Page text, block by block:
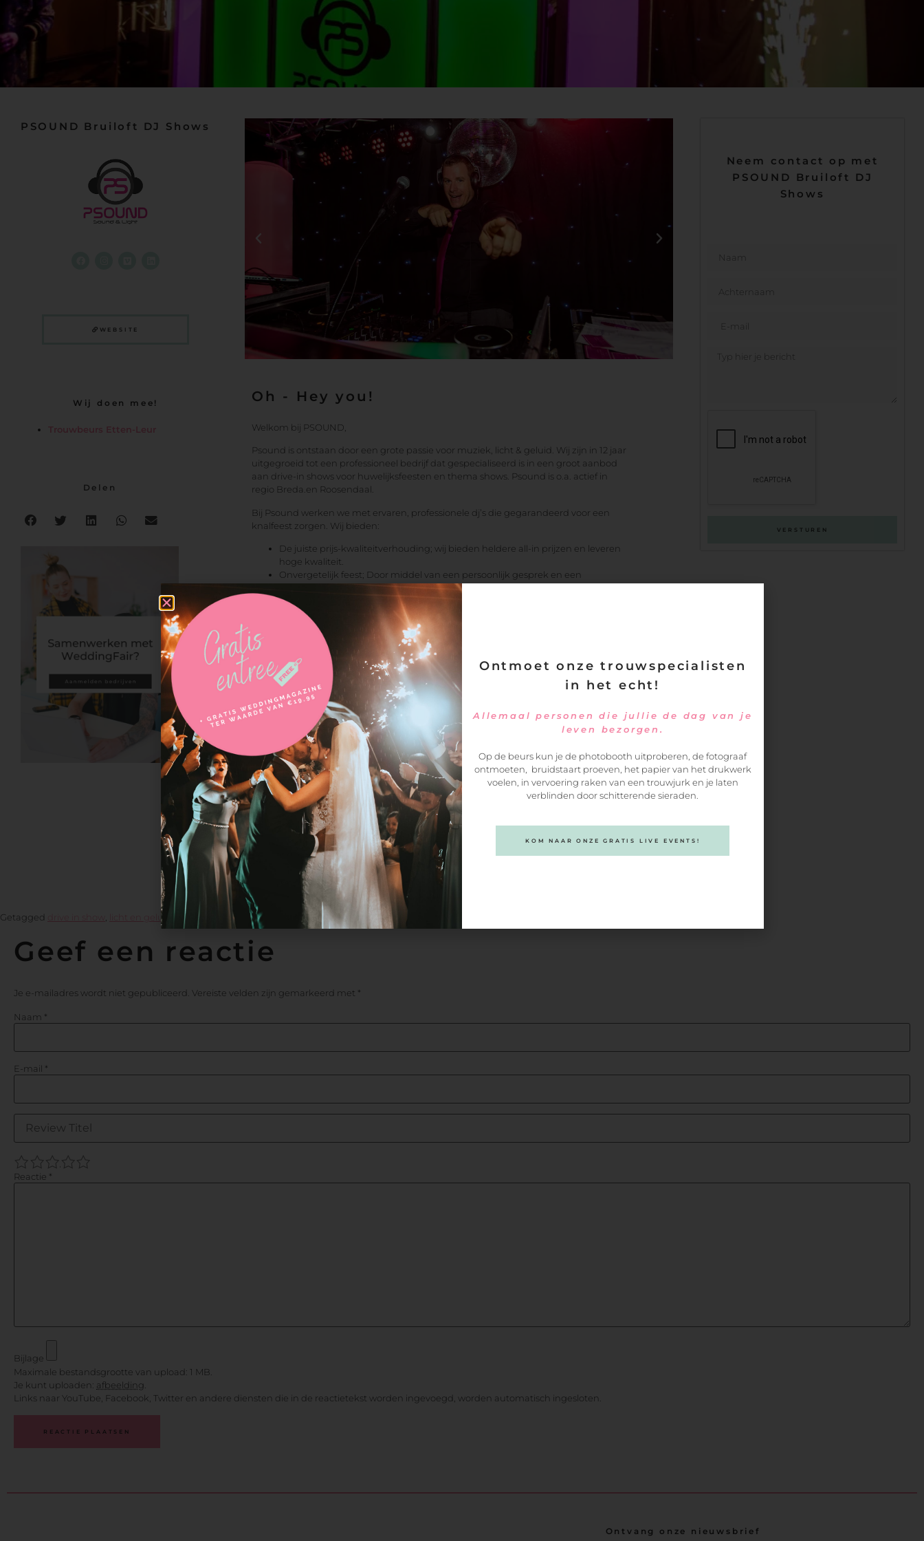
PSOUND Bruiloft DJ Shows
WEBSITE
Wij doen mee!
Trouwbeurs Etten-Leur
Delen
Oh - Hey you!
Welkom bij PSOUND,
Psound is ontstaan door een grote passie voor muziek, licht & geluid. Wij zijn in 12 jaar
uitgegroeid tot een professioneel bedrijf dat gespecialiseerd is in een groot aanbod
aan drive-in shows voor huwelijksfeesten en thema shows. Psound is o.a. actief in
regio Breda.en Roosendaal.
Bij Psound werken we met ervaren, professionele dj’s die gegarandeerd voor een
knalfeest zorgen. Wij bieden:
De juiste prijs-kwaliteitverhouding; wij bieden heldere all-in prijzen en leveren
hoge kwaliteit.
Onvergetelijk feest; Door middel van een persoonlijk gesprek en een
uitgebreide vragenlijst zetten wij uw wensen om in daden en creëren zo een
onvergetelijk feest/evenement!
Ontzorgen; Psound werkt met professionele apparatuur en ervaren dj’s. Wij
hebben altijd een back-up dj en reserve apparatuur achter de hand.
Breed repertoire; Wij bieden een ruim repertoire muziek voor onze live-sets,
waardoor alle voetjes gegarandeerd van de vloer zullen gaan!
Professionele dj’s: Wij werken samen met professionele allround dj’s met
jarenlange ervaring.
PSOUND Bruiloft DJ
Shows
Spoorlaan 7
4872 XM Etten-leur
Info of Offerte
We’d love to hear
from you!
We vinden het leuk om wat van je te horen….
ons op te nemen.
Neem contact op met
PSOUND Bruiloft DJ
Shows
VERSTUREN
Getagged drive in show , licht en geluid
Geef een reactie
Je e-mailadres wordt niet gepubliceerd. Vereiste velden zijn gemarkeerd met *
Naam *
E-mail *
5
4
3
2
Reactie *
Bijlage
Maximale bestandsgrootte van upload: 1 MB.
Je kunt uploaden: afbeelding.
Links naar YouTube, Facebook, Twitter en andere diensten die in de reactietekst worden ingevoegd, worden automatisch ingesloten.
Ontvang onze nieuwsbrief
Ontmoet onze trouwspecialisten
in het echt!
Allemaal personen die jullie de dag van je
leven bezorgen.
Op de beurs kun je de photobooth uitproberen, de fotograaf
ontmoeten, bruidstaart proeven, het papier van het drukwerk
voelen, in vervoering raken van een trouwjurk en je laten
verblinden door schitterende sieraden.
KOM NAAR ONZE GRATIS LIVE EVENTS!